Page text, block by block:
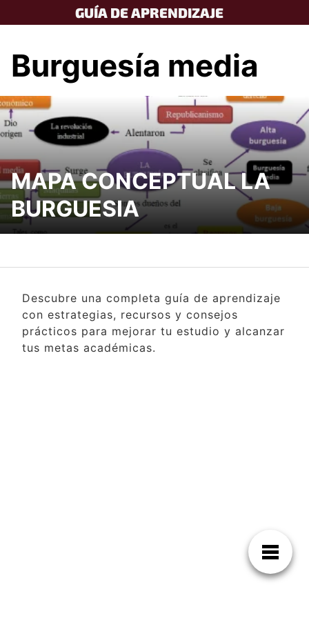
to
GUÍA DE APRENDIZAJE
Burguesía media
MAPA CONCEPTUAL LA
BURGUESIA
Descubre una completa guía de aprendizaje
con estrategias, recursos y consejos
prácticos para mejorar tu estudio y alcanzar
tus metas académicas.